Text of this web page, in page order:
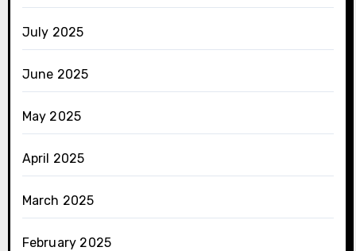
July 2025
June 2025
May 2025
April 2025
March 2025
February 2025